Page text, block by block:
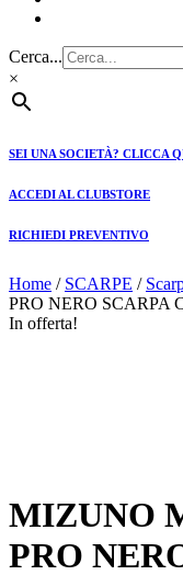
Cerca...
×
SEI UNA SOCIETÀ? CLICCA
ACCEDI AL CLUBSTORE
RICHIEDI PREVENTIVO
Home / SCARPE /
PRO NERO SCARPA
In offerta!
MIZUNO
PRO